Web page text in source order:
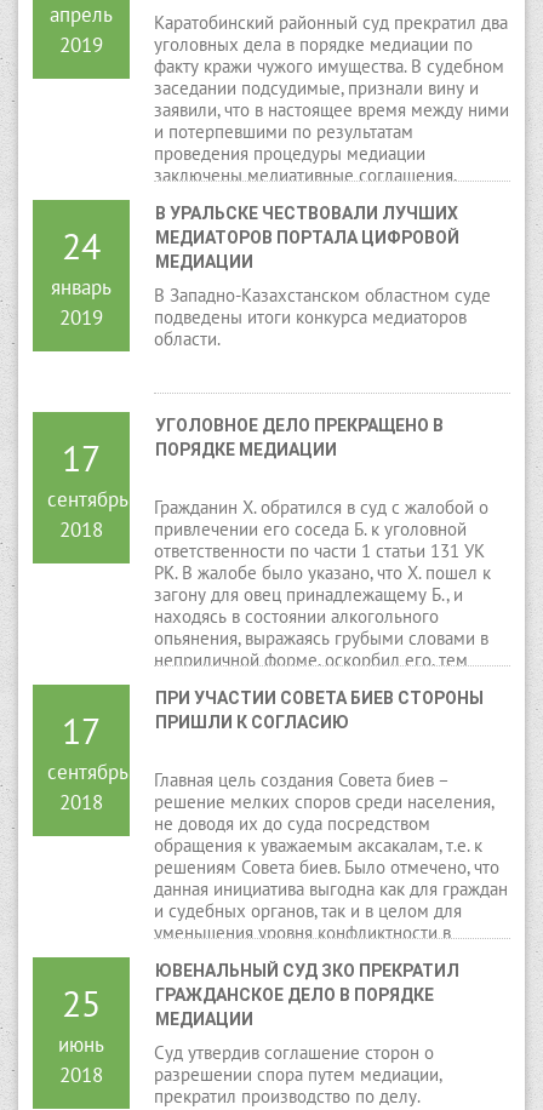
апрель
2019
Каратобинский районный суд прекратил два
уголовных дела в порядке медиации по
факту кражи чужого имущества. В судебном
заседании подсудимые, признали вину и
заявили, что в настоящее время между ними
и потерпевшими по результатам
проведения процедуры медиации
заключены медиативные соглашения,
24
январь
2019
В УРАЛЬСКЕ ЧЕСТВОВАЛИ ЛУЧШИХ
МЕДИАТОРОВ ПОРТАЛА ЦИФРОВОЙ
МЕДИАЦИИ
В Западно-Казахстанском областном суде
подведены итоги конкурса медиаторов
области.
17
сентябрь
2018
УГОЛОВНОЕ ДЕЛО ПРЕКРАЩЕНО В
ПОРЯДКЕ МЕДИАЦИИ
Гражданин Х. обратился в суд с жалобой о
привлечении его соседа Б. к уголовной
ответственности по части 1 статьи 131 УК
РК. В жалобе было указано, что Х. пошел к
загону для овец принадлежащему Б., и
находясь в состоянии алкогольного
опьянения, выражаясь грубыми словами в
неприличной форме, оскорбил его, тем
17
сентябрь
2018
ПРИ УЧАСТИИ СОВЕТА БИЕВ СТОРОНЫ
ПРИШЛИ К СОГЛАСИЮ
Главная цель создания Совета биев –
решение мелких споров среди населения,
не доводя их до суда посредством
обращения к уважаемым аксакалам, т.е. к
решениям Совета биев. Было отмечено, что
данная инициатива выгодна как для граждан
и судебных органов, так и в целом для
уменьшения уровня конфликтности в
25
июнь
2018
ЮВЕНАЛЬНЫЙ СУД ЗКО ПРЕКРАТИЛ
ГРАЖДАНСКОЕ ДЕЛО В ПОРЯДКЕ
МЕДИАЦИИ
Суд утвердив соглашение сторон о
разрешении спора путем медиации,
прекратил производство по делу.